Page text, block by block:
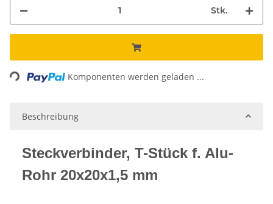
Stk.
Loading... Komponenten werden geladen ...
Beschreibung
Steckverbinder, T-Stück f. Alu-
Rohr 20x20x1,5 mm